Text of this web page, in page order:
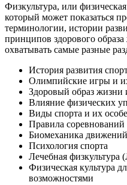
Физкультура, или
который может показаться
терминологии, истории
принципов здорового
охватывать самые разные
История развития
Олимпийские игры и
Здоровый образ жизни
Влияние физических
Виды спорта и их
Правила
Биомеханика движений
Психология спорта
Лечебная
Физическая культура
возможностями